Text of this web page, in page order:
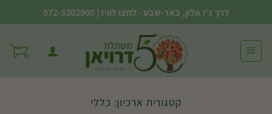
to
content
דרך ג'ו אלון, באר-שבע - לחצו לוויז |
072-3302900
קטגורית ארכיון: כללי